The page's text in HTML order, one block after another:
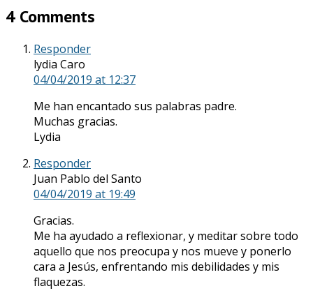
4 Comments
Responder
lydia Caro
04/04/2019 at 12:37
Me han encantado sus palabras padre.
Muchas gracias.
Lydia
Responder
Juan Pablo del Santo
04/04/2019 at 19:49
Gracias.
Me ha ayudado a reflexionar, y meditar sobre todo
aquello que nos preocupa y nos mueve y ponerlo
cara a Jesús, enfrentando mis debilidades y mis
flaquezas.